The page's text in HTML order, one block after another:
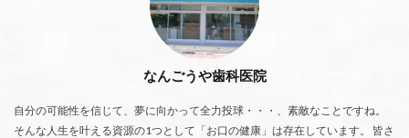
なんごうや歯科医院
自分の可能性を信じて、夢に向かって全力投球・・・、素敵なことですね。
そんな人生を叶える資源の1つとして「お口の健康」は存在しています。 皆さ